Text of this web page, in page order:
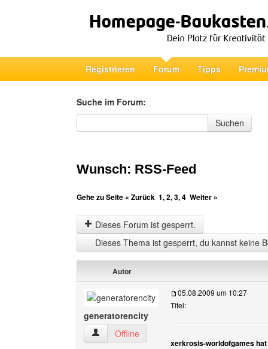
Registrieren Forum Tipps
Suche im Forum:
Suche im Forum
Suchen
Wunsch: RSS-Feed
Gehe zu Seite « Zurück 1,2,3,4 Weiter »
Dieses Forum ist gesperrt.
Dieses Thema ist gesperrt, du kannst keine
Autor
generatorencity
generatorencity Benutzer-Profile anzeigen
Offline
05.08.2009 um 10:27
Titel:
xerkrosis-worldofgames